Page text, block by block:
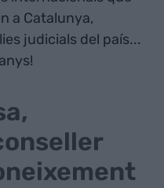
a Catalunya,
judicials del país...